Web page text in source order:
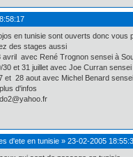
en tunisie sont ouverts donc vous
des stages aussi
avril avec René Trognon sensei à
30 et 31 juillet avec Joe Curran
et 28 aout avec Michel Benard
d'infos
d'ete en tunisie » 23-02-2005